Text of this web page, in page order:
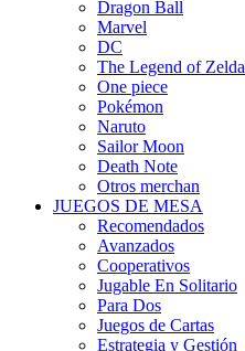
Dragon Ball
Marvel
DC
The Legend of Zelda
One piece
Pokémon
Naruto
Sailor Moon
Death Note
Otros merchan
JUEGOS DE MESA
Recomendados
Avanzados
Cooperativos
Jugable En Solitario
Para Dos
Juegos de Cartas
Estrategia y Gestión